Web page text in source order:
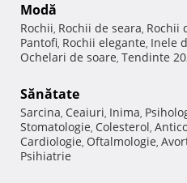
Modă
Rochii, Rochii de seara, Rochii
Pantofi, Rochii elegante, Inele
Ochelari de soare, Tendinte
Sănătate
Sarcina, Ceaiuri, Inima,
Stomatologie, Colesterol,
Cardiologie, Oftalmologie,
Psihiatrie